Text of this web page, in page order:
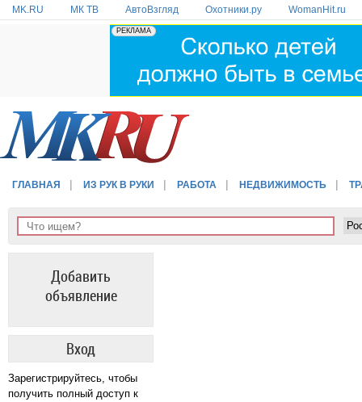
MK.RU МК ТВ АвтоВзгляд Охотники.ру WomanHit.ru
ГЛАВНАЯ ИЗ РУК В РУКИ РАБОТА НЕДВИЖИМОСТЬ
Добавить
объявление
Вход
Зарегистрируйтесь, чтобы
получить полный доступ к